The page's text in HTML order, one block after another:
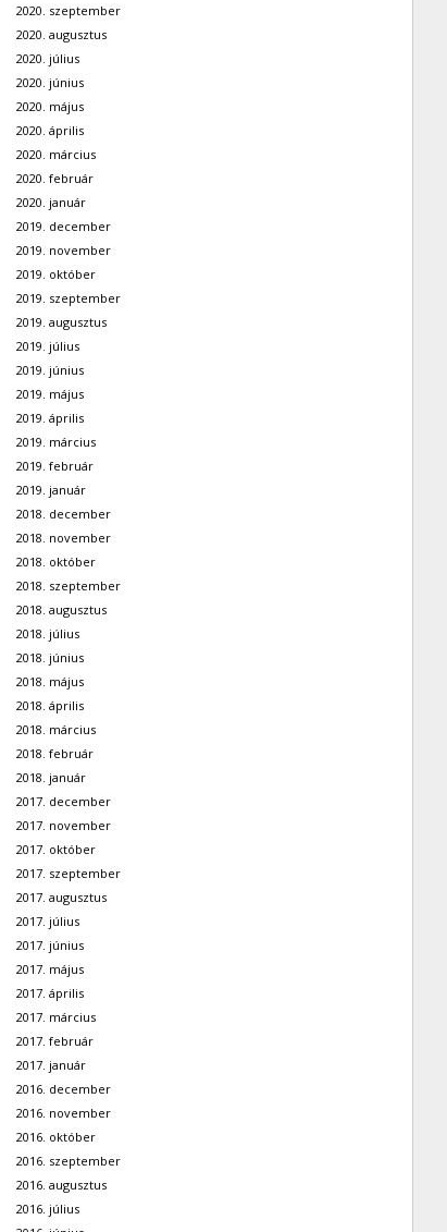
2020. szeptember
2020. augusztus
2020. július
2020. június
2020. május
2020. április
2020. március
2020. február
2020. január
2019. december
2019. november
2019. október
2019. szeptember
2019. augusztus
2019. július
2019. június
2019. május
2019. április
2019. március
2019. február
2019. január
2018. december
2018. november
2018. október
2018. szeptember
2018. augusztus
2018. július
2018. június
2018. május
2018. április
2018. március
2018. február
2018. január
2017. december
2017. november
2017. október
2017. szeptember
2017. augusztus
2017. július
2017. június
2017. május
2017. április
2017. március
2017. február
2017. január
2016. december
2016. november
2016. október
2016. szeptember
2016. augusztus
2016. július